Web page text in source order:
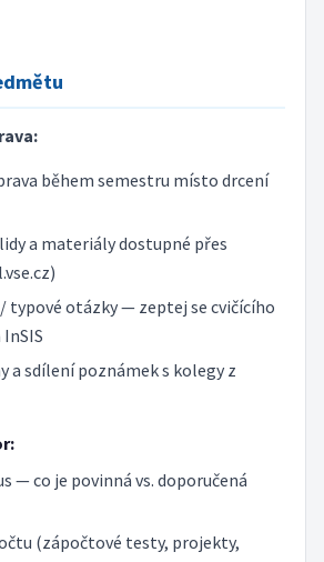
během semestru místo drcení
a materiály dostupné přes
typové otázky — zeptej se cvičícího
a sdílení poznámek s kolegy z
— co je povinná vs. doporučená
(zápočtové testy, projekty,